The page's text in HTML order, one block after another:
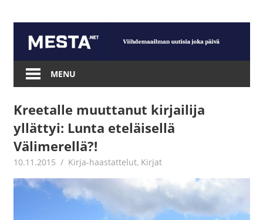
content
Mesta.net
MENU
Kreetalle muuttanut kirjailija
yllättyi: Lunta eteläisellä
Välimerellä?!
10.11.2015 mestanet
Kirja-haastattelut, Kirjat